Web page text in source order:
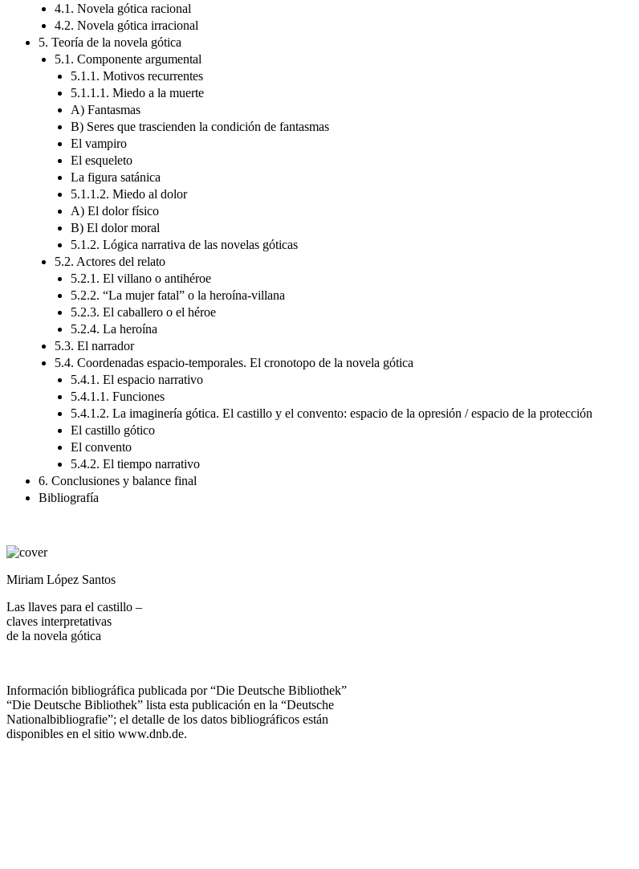
4.1. Novela gótica racional
4.2. Novela gótica irracional
5. Teoría de la novela gótica
5.1. Componente argumental
5.1.1. Motivos recurrentes
5.1.1.1. Miedo a la muerte
A) Fantasmas
B) Seres que trascienden la condición de fantasmas
El vampiro
El esqueleto
La figura satánica
5.1.1.2. Miedo al dolor
A) El dolor físico
B) El dolor moral
5.1.2. Lógica narrativa de las novelas góticas
5.2. Actores del relato
5.2.1. El villano o antihéroe
5.2.2. “La mujer fatal” o la heroína-villana
5.2.3. El caballero o el héroe
5.2.4. La heroína
5.3. El narrador
5.4. Coordenadas espacio-temporales. El cronotopo de la novela gótica
5.4.1. El espacio narrativo
5.4.1.1. Funciones
5.4.1.2. La imaginería gótica. El castillo y el convento: espacio de la opresión / espacio de la protección
El castillo gótico
El convento
5.4.2. El tiempo narrativo
6. Conclusiones y balance final
Bibliografía
Miriam López Santos
Las llaves para el castillo –
claves interpretativas
de la novela gótica
Información bibliográfica publicada por “Die Deutsche Bibliothek”
“Die Deutsche Bibliothek” lista esta publicación en la “Deutsche
Nationalbibliografie”; el detalle de los datos bibliográficos están
disponibles en el sitio www.dnb.de.